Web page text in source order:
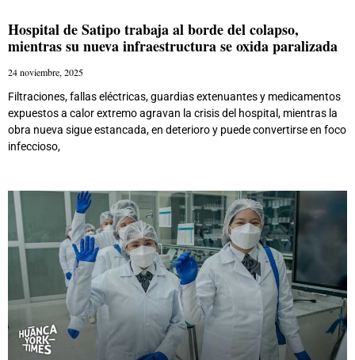
Hospital de Satipo trabaja al borde del colapso,
mientras su nueva infraestructura se oxida paralizada
24 noviembre, 2025
Filtraciones, fallas eléctricas, guardias extenuantes y medicamentos
expuestos a calor extremo agravan la crisis del hospital, mientras la
obra nueva sigue estancada, en deterioro y puede convertirse en foco
infeccioso,